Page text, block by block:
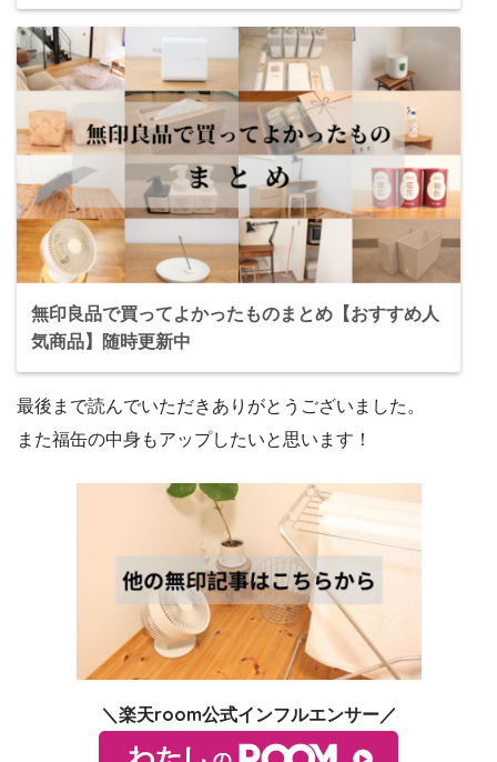
無印良品で買ってよかったものまとめ【おすすめ人
気商品】随時更新中
最後まで読んでいただきありがとうございました。
また福缶の中身もアップしたいと思います！
＼楽天room公式インフルエンサー／